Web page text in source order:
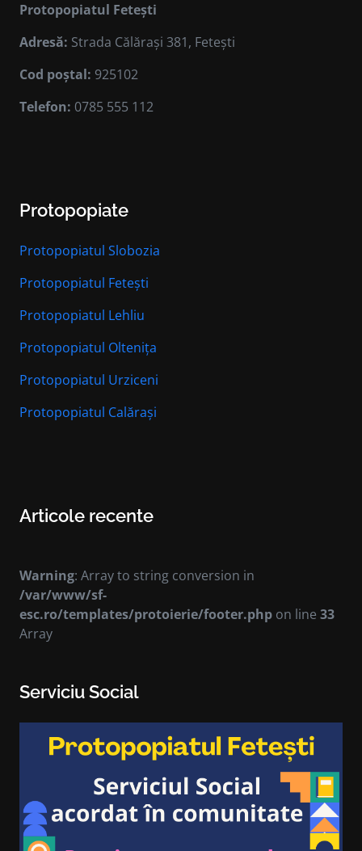
Protopopiatul Fetești
Adresă: Strada Călărași 381, Fetești
Cod poștal: 925102
Telefon: 0785 555 112
Protopopiate
Protopopiatul Slobozia
Protopopiatul Fetești
Protopopiatul Lehliu
Protopopiatul Oltenița
Protopopiatul Urziceni
Protopopiatul Calărași
Articole recente
Warning: Array to string conversion in
/var/www/sf-
esc.ro/templates/protoierie/footer.php on line 33
Array
Serviciu Social